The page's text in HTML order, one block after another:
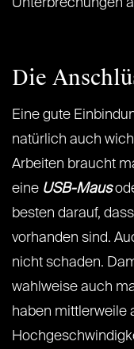
Unterbrechungen
Die
Eine gute
natürlich auch
Arbeiten braucht
eine USB-Maus
besten darauf, dass
vorhanden sind.
nicht schaden.
wahlweise auch
haben mittlerweile